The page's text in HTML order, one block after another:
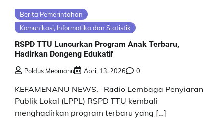
Berita Pemerintahan
Komunikasi, Informatika dan Statistik
RSPD TTU Luncurkan Program Anak Terbaru,
Hadirkan Dongeng Edukatif
Poldus Meomanu April 13, 2026 0
KEFAMENANU NEWS,– Radio Lembaga Penyiaran
Publik Lokal (LPPL) RSPD TTU kembali
menghadirkan program terbaru yang […]